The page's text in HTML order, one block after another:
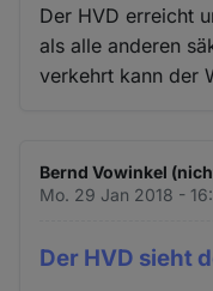
Der HVD erreicht
als alle anderen
verkehrt kann der
Bernd Vowinkel
Mo. 29 Jan 2018 -
Der HVD sieht